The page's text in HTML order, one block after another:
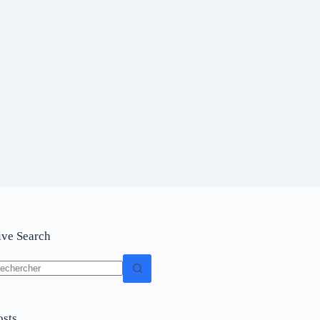
Search